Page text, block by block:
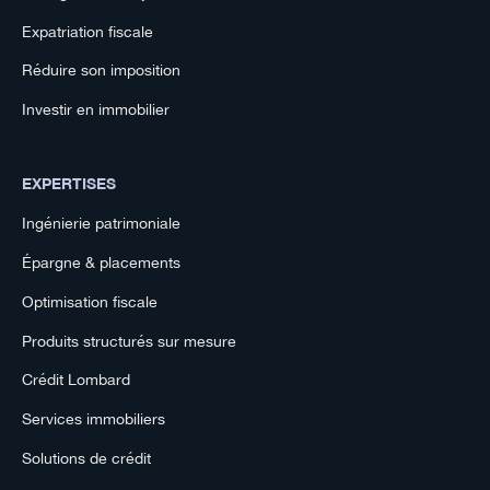
Expatriation fiscale
Réduire son imposition
Investir en immobilier
EXPERTISES
Ingénierie patrimoniale
Épargne & placements
Optimisation fiscale
Produits structurés sur mesure
Crédit Lombard
Services immobiliers
Solutions de crédit